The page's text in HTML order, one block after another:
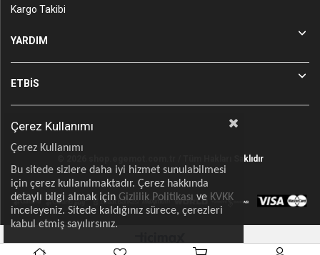
Kargo Takibi
YARDIM
ETBİS
© 2026 shop.egemot.com.tr / Tüm Hakları Saklıdır
Çerez Kullanımı
Çerez Kullanımı
Bu sitede sizlere daha iyi hizmet sunulabilmesi
için çerez kullanılmaktadır. Çerez hakkında
detaylı bilgi almak için Gizlilik Politikası ve KVKK
inceleyeniz. Sitede kaldığınız sürece, çerezleri
kabul etmiş sayılırsınız.